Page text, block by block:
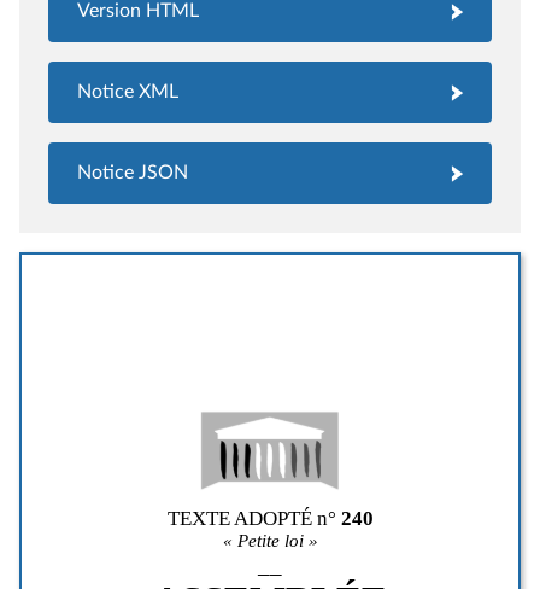
Version HTML
Notice XML
Notice JSON